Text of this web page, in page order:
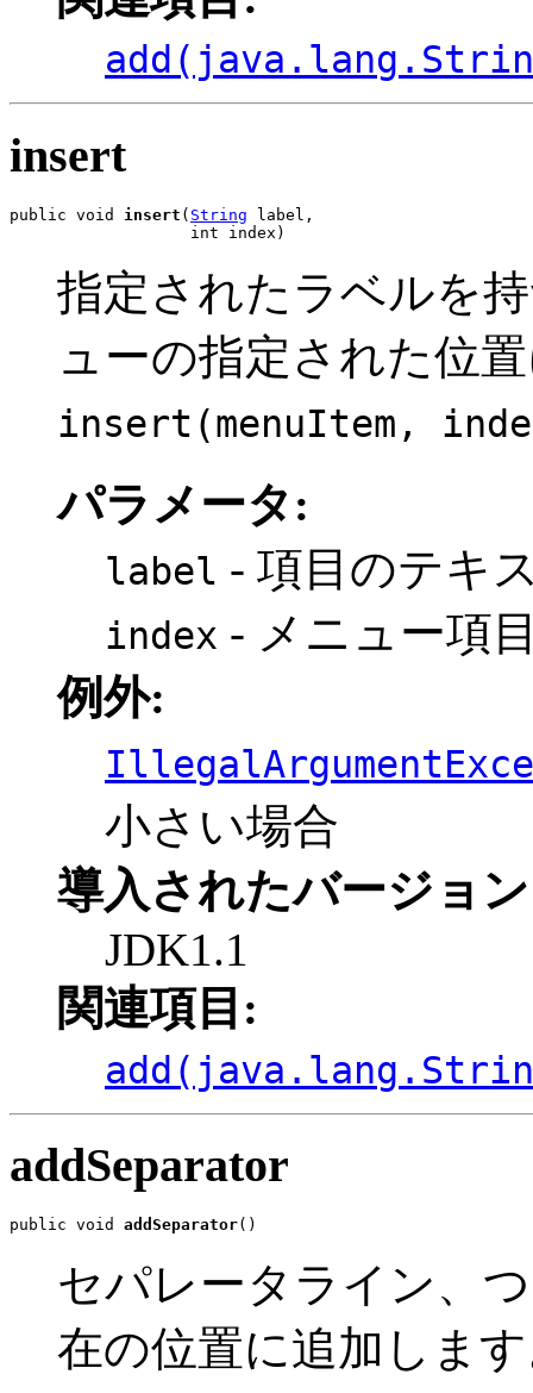
insert
public void insert ( String label,
                   int index)
指定されたラベルを
ューの指定された位
insert(menuItem,
パラメータ:
label - 項目のテキ
index - メニュー項
例外:
小さい場合
導入されたバージョ
JDK1.1
関連項目:
addSeparator
public void addSeparator()
セパレータライン、
在の位置に追加しま